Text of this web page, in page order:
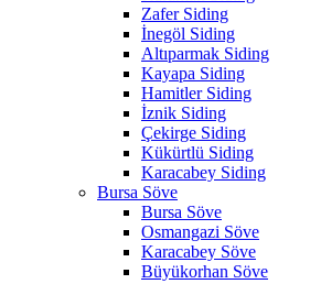
Zafer Siding
İnegöl Siding
Altıparmak Siding
Kayapa Siding
Hamitler Siding
İznik Siding
Çekirge Siding
Kükürtlü Siding
Karacabey Siding
Bursa Söve
Bursa Söve
Osmangazi Söve
Karacabey Söve
Büyükorhan Söve